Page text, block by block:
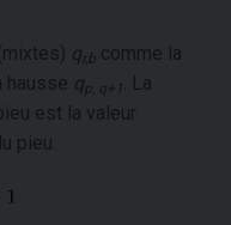
qr,b comme la
hausse qp, q+1
. La
est la valeur
pieu.